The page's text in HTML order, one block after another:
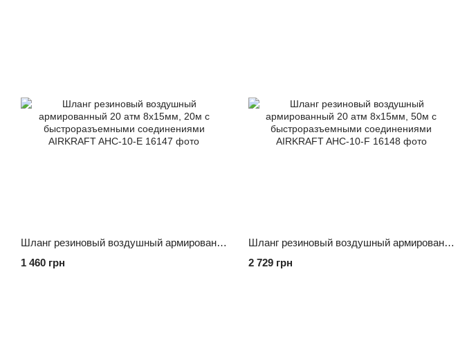
Шланг резиновый воздушный армированный 20 атм 8x15мм, 20м с быстроразъемными соединениями AIRKRAFT AHC-10-E
1 460 грн
Шланг резиновый воздушный армированный 20 атм 8x15мм, 50м с быстроразъемными соединениями AIRKRAFT AHC-10-F
2 729 грн